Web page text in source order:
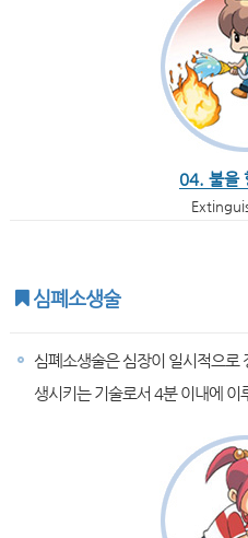
04. 불을
심폐소생술
심폐소생술은 심장이 일시적으로
생시키는 기술로서 4분 이내에 이